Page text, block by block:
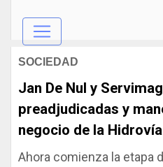
SOCIEDAD
Jan De Nul y
preadjudicadas y
negocio de la Hidrovía
Ahora comienza la etapa